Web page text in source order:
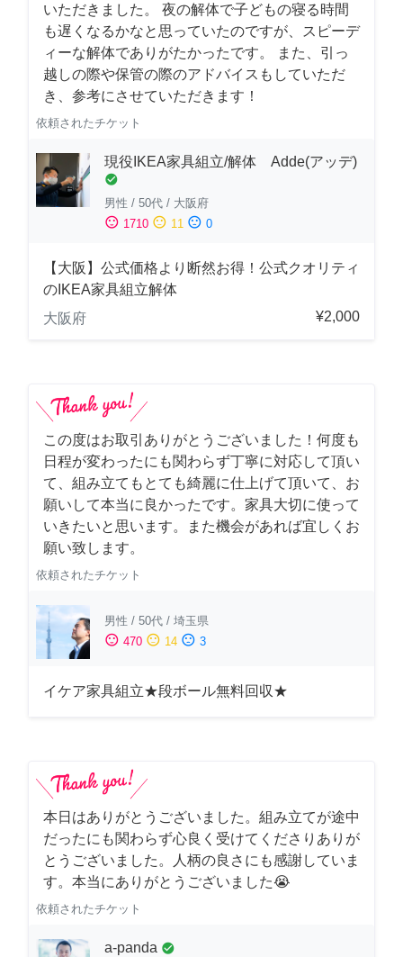
いただきました。 夜の解体で子どもの寝る時間
も遅くなるかなと思っていたのですが、スピーデ
ィーな解体でありがたかったです。 また、引っ
越しの際や保管の際のアドバイスもしていただ
き、参考にさせていただきます！
依頼されたチケット
現役IKEA家具組立/解体 Adde(アッデ)
check_circle
男性 / 50代 / 大阪府
sentiment_satisfied 1710 sentiment_neutral 11 sentiment_dissatisfied 0
【大阪】公式価格より断然お得！公式クオリティ
のIKEA家具組立解体
大阪府
¥2,000
この度はお取引ありがとうございました！何度も
日程が変わったにも関わらず丁寧に対応して頂い
て、組み立てもとても綺麗に仕上げて頂いて、お
願いして本当に良かったです。家具大切に使って
いきたいと思います。また機会があれば宜しくお
願い致します。
依頼されたチケット
男性 / 50代 / 埼玉県
sentiment_satisfied 470 sentiment_neutral 14 sentiment_dissatisfied 3
イケア家具組立★段ボール無料回収★
本日はありがとうございました。組み立てが途中
だったにも関わらず心良く受けてくださりありが
とうございました。人柄の良さにも感謝していま
す。本当にありがとうございました😭
依頼されたチケット
a-panda check_circle